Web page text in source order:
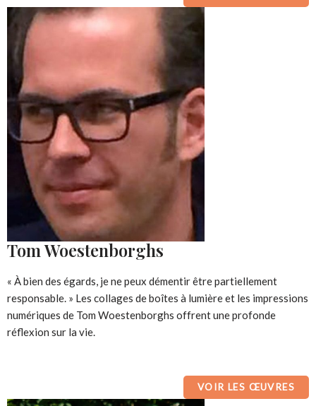
Tom Woestenborghs
« À bien des égards, je ne peux démentir être partiellement
responsable. » Les collages de boîtes à lumière et les impressions
numériques de Tom Woestenborghs offrent une profonde
réflexion sur la vie.
VOIR LES ŒUVRES